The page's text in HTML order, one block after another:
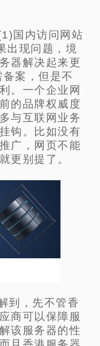
国内访问网站
出现问题，境
器解决起来更
案，但是不
。一个企业网
的品牌权威度
与互联网业务
钩。比如没有
广，网页不能
更别提了。
到，先不管香
商可以保障服
该服务器的性